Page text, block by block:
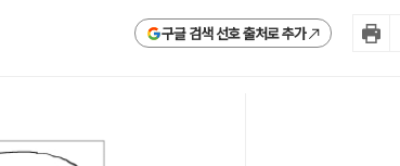
구글 검색 선호 출처로 추가